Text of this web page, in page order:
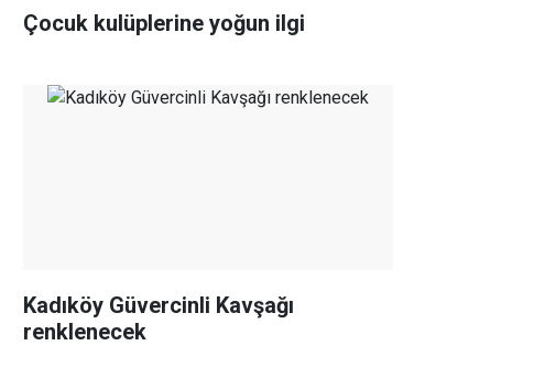
Çocuk kulüplerine yoğun ilgi
Kadıköy Güvercinli Kavşağı
renklenecek